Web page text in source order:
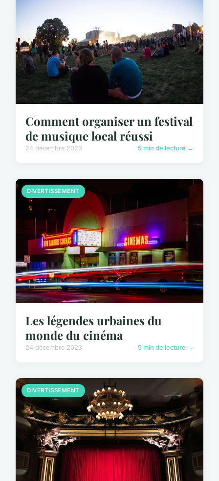
Comment organiser un festival
de musique local réussi
24 décembre 2023 5 min de lecture →
DIVERTISSEMENT
Les légendes urbaines du
monde du cinéma
24 décembre 2023 5 min de lecture →
DIVERTISSEMENT